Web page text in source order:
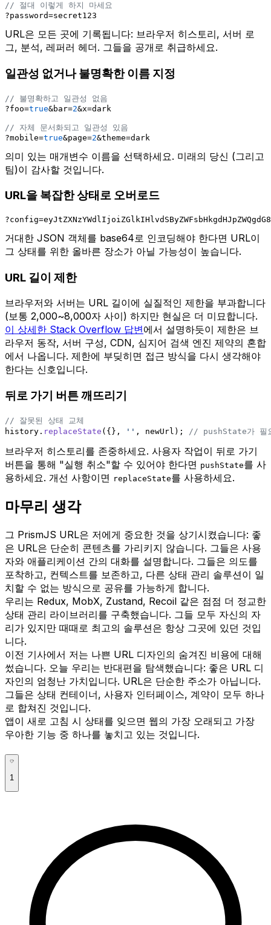
// 절대 이렇게 하지 마세요
?password=secret123
URL은 모든 곳에 기록됩니다: 브라우저 히스토리, 서버 로
그, 분석, 레퍼러 헤더. 그들을 공개로 취급하세요.
일관성 없거나 불명확한 이름 지정
// 불명확하고 일관성 없음
?foo=true&bar=2&x=dark
// 자체 문서화되고 일관성 있음
?mobile=true&page=2&theme=dark
의미 있는 매개변수 이름을 선택하세요. 미래의 당신 (그리고
팀)이 감사할 것입니다.
URL을 복잡한 상태로 오버로드
거대한 JSON 객체를 base64로 인코딩해야 한다면 URL이
그 상태를 위한 올바른 장소가 아닐 가능성이 높습니다.
URL 길이 제한
브라우저와 서버는 URL 길이에 실질적인 제한을 부과합니다
(보통 2,000~8,000자 사이) 하지만 현실은 더 미묘합니다.
이 상세한 Stack Overflow 답변에서 설명하듯이 제한은 브
라우저 동작, 서버 구성, CDN, 심지어 검색 엔진 제약의 혼합
에서 나옵니다. 제한에 부딪히면 접근 방식을 다시 생각해야
한다는 신호입니다.
뒤로 가기 버튼 깨뜨리기
// 잘못된 상태 교체
history. replaceState ({}, '' , newUrl); // pushState가 필
브라우저 히스토리를 존중하세요. 사용자 작업이 뒤로 가기
버튼을 통해 "실행 취소"할 수 있어야 한다면 pushState를 사
용하세요. 개선 사항이면 replaceState를 사용하세요.
마무리 생각
그 PrismJS URL은 저에게 중요한 것을 상기시켰습니다: 좋
은 URL은 단순히 콘텐츠를 가리키지 않습니다. 그들은 사용
자와 애플리케이션 간의 대화를 설명합니다. 그들은 의도를
포착하고, 컨텍스트를 보존하고, 다른 상태 관리 솔루션이 일
치할 수 없는 방식으로 공유를 가능하게 합니다.
우리는 Redux, MobX, Zustand, Recoil 같은 점점 더 정교한
상태 관리 라이브러리를 구축했습니다. 그들 모두 자신의 자
리가 있지만 때때로 최고의 솔루션은 항상 그곳에 있던 것입
니다.
이전 기사에서 저는 나쁜 URL 디자인의 숨겨진 비용에 대해
썼습니다. 오늘 우리는 반대편을 탐색했습니다: 좋은 URL 디
자인의 엄청난 가치입니다. URL은 단순한 주소가 아닙니다.
그들은 상태 컨테이너, 사용자 인터페이스, 계약이 모두 하나
로 합쳐진 것입니다.
앱이 새로 고침 시 상태를 잊으면 웹의 가장 오래되고 가장
우아한 기능 중 하나를 놓치고 있는 것입니다.
1